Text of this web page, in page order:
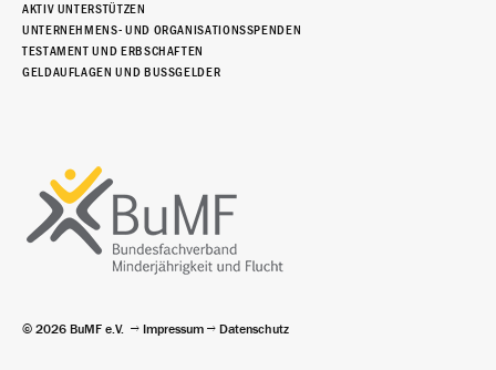
AKTIV UNTERSTÜTZEN
UNTERNEHMENS- UND ORGANISATIONSSPENDEN
TESTAMENT UND ERBSCHAFTEN
GELDAUFLAGEN UND BUSSGELDER
© 2026 BuMF e.V. Impressum Datenschutz